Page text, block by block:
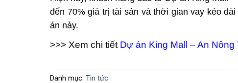
đến 70% giá trị tài sản và thời gian vay kéo
án này.
>>> Xem chi tiết Dự án King Mall – An Nông
Danh mục: Tin tức